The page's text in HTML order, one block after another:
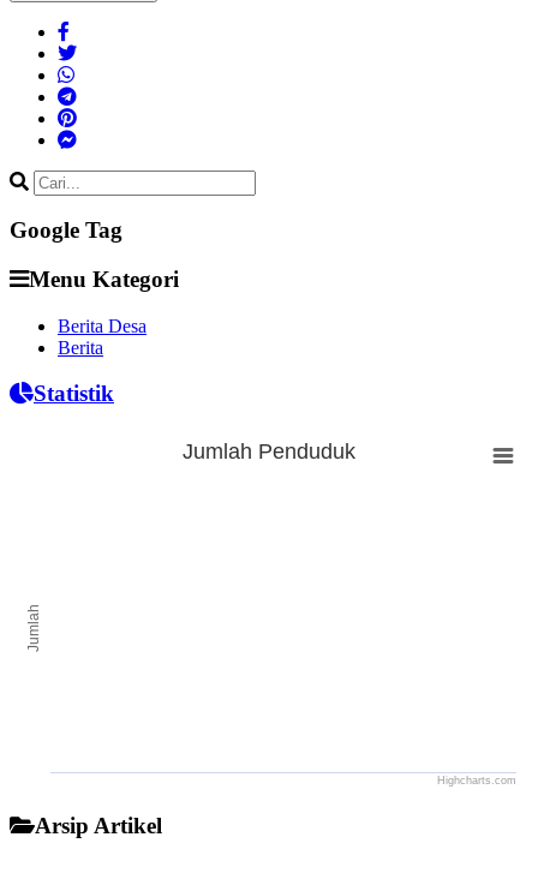
Google Tag
Menu Kategori
Berita Desa
Berita
Statistik
Jumlah
Jumlah Penduduk
Highcharts.com
Arsip Artikel